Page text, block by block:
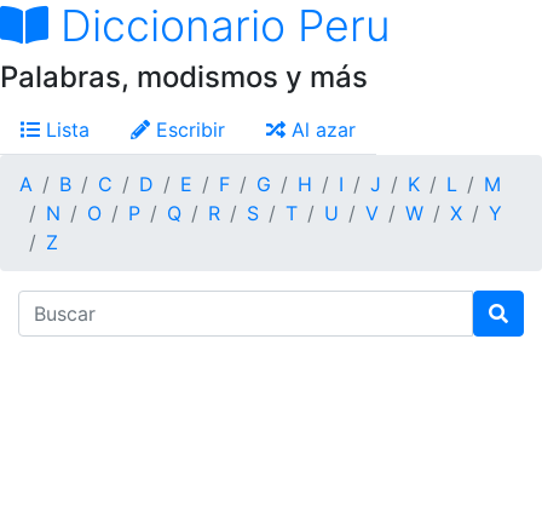
Diccionario Peru
Palabras, modismos y más
Lista Escribir Al azar
A B C D E F G H I J K L
M
N
O P Q R S T U V W X
Y
Z